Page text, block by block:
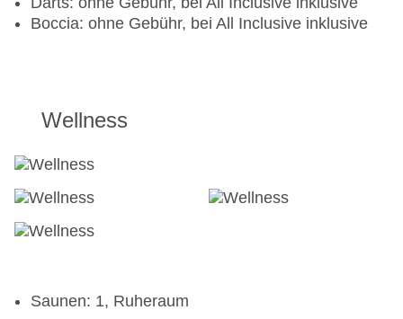
Inclusive" und die in der Rubrik "Essen &
Boccia: ohne Gebühr, bei All Inclusive inklusive
Wellness
Saunen: 1, Ruheraum